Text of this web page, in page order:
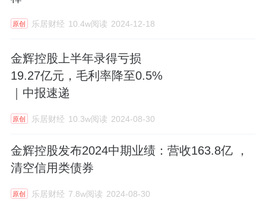
原创 乐居财经 10.4w阅读 2024-12-18
金辉控股上半年录得亏损
19.27亿元，毛利率降至0.5%
｜中报速递
原创 乐居财经 10.3w阅读 2024-08-30
金辉控股发布2024中期业绩：营收163.8亿 ，
清空信用类债券
原创 乐居财经 7.8w阅读 2024-08-30